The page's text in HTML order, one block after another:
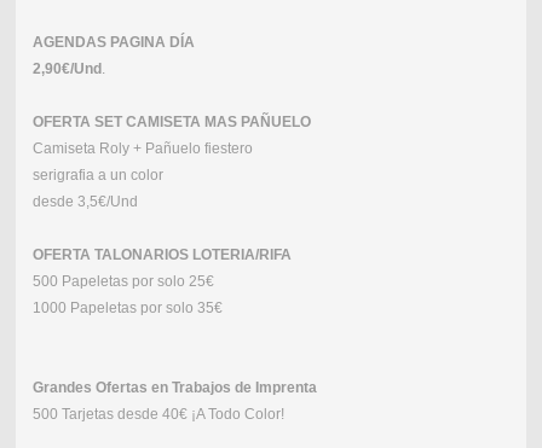
AGENDAS PAGINA DÍA
2,90€/Und .
OFERTA SET CAMISETA MAS PAÑUELO
Camiseta Roly + Pañuelo fiestero
serigrafia a un color
desde 3,5€/Und
OFERTA TALONARIOS LOTERIA/RIFA
500 Papeletas por solo 25€
1000 Papeletas por solo 35€
Grandes Ofertas en Trabajos de Imprenta
500 Tarjetas desde 40€ ¡A Todo Color!